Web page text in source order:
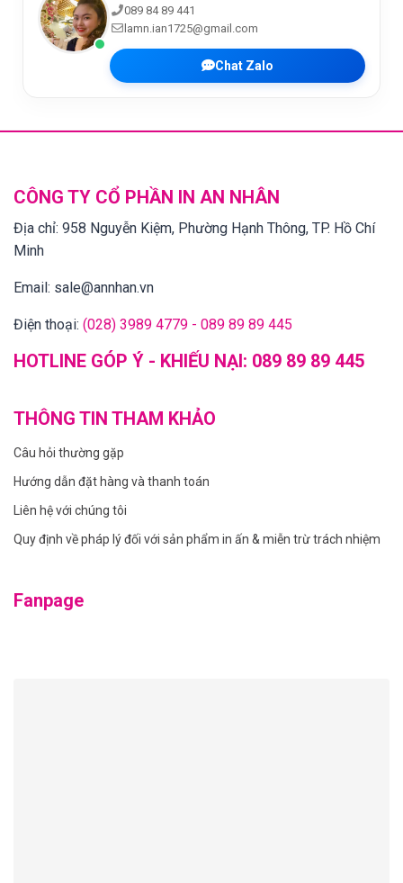
089 84 89 441
lamn.ian1725@gmail.com
Chat Zalo
CÔNG TY CỔ PHẦN IN AN NHÂN
Địa chỉ: 958 Nguyễn Kiệm, Phường Hạnh Thông, TP. Hồ Chí
Minh
Email: sale@annhan.vn
Điện thoại: (028) 3989 4779 - 089 89 89 445
HOTLINE GÓP Ý - KHIẾU NẠI: 089 89 89 445
THÔNG TIN THAM KHẢO
Câu hỏi thường gặp
Hướng dẫn đặt hàng và thanh toán
Liên hệ với chúng tôi
Quy định về pháp lý đối với sản phẩm in ấn & miễn trừ trách nhiệm
Fanpage